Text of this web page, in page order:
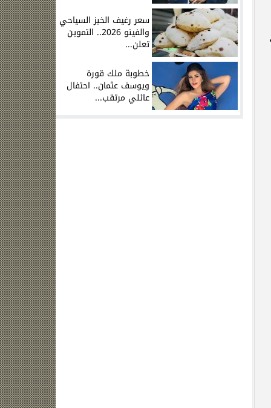
سعر رغيف الخبز السياحي
والفينو 2026.. التموين
تعلن...
خطوبة ملك قورة
ويوسف عثمان.. احتفال
عائلي مرتقب...